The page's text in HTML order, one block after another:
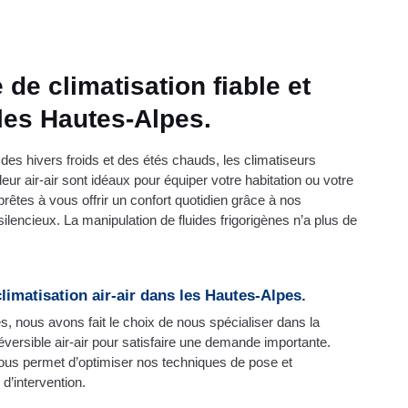
de climatisation fiable et
Hautes-Alpes.
hivers froids et des étés chauds, les climatiseurs
air-air sont idéaux pour équiper votre habitation ou votre
à vous offrir un confort quotidien grâce à nos
La manipulation de fluides frigorigènes n’a plus de
air-air dans les Hautes-Alpes.
nous avons fait le choix de nous spécialiser dans la
air-air pour satisfaire une demande importante.
permet d’optimiser nos techniques de pose et